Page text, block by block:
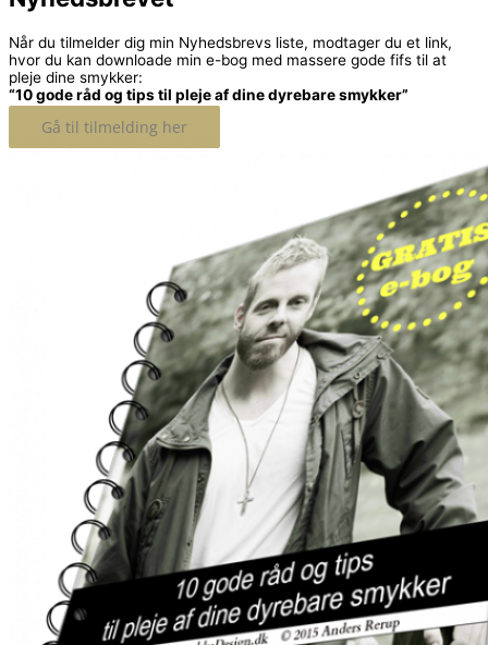
Når du tilmelder dig min Nyhedsbrevs liste, modtager du et link,
hvor du kan downloade min e-bog med massere gode fifs til at
pleje dine smykker:
“10 gode råd og tips til pleje af dine dyrebare smykker”
Gå til tilmelding her